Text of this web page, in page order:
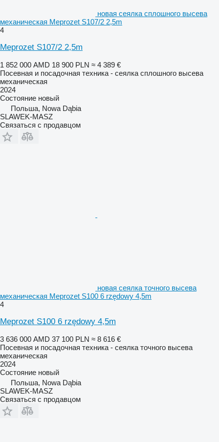
новая сеялка сплошного высева
механическая Meprozet S107/2 2,5m
4
Meprozet S107/2 2,5m
1 852 000 AMD 18 900 PLN ≈ 4 389 €
Посевная и посадочная техника - сеялка сплошного высева
механическая
2024
Состояние новый
Польша, Nowa Dąbia
SLAWEK-MASZ
Связаться с продавцом
новая сеялка точного высева
механическая Meprozet S100 6 rzędowy 4,5m
4
Meprozet S100 6 rzędowy 4,5m
3 636 000 AMD 37 100 PLN ≈ 8 616 €
Посевная и посадочная техника - сеялка точного высева
механическая
2024
Состояние новый
Польша, Nowa Dąbia
SLAWEK-MASZ
Связаться с продавцом